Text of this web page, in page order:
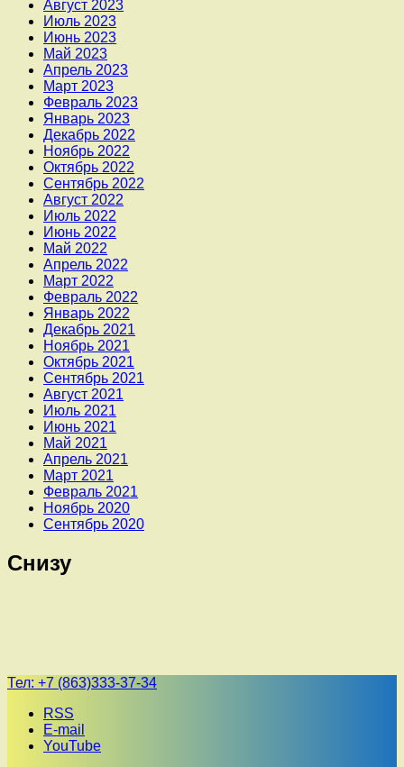
Август 2023
Июль 2023
Июнь 2023
Май 2023
Апрель 2023
Март 2023
Февраль 2023
Январь 2023
Декабрь 2022
Ноябрь 2022
Октябрь 2022
Сентябрь 2022
Август 2022
Июль 2022
Июнь 2022
Май 2022
Апрель 2022
Март 2022
Февраль 2022
Январь 2022
Декабрь 2021
Ноябрь 2021
Октябрь 2021
Сентябрь 2021
Август 2021
Июль 2021
Июнь 2021
Май 2021
Апрель 2021
Март 2021
Февраль 2021
Ноябрь 2020
Сентябрь 2020
Снизу
Тел: +7 (863)333-37-34
RSS
E-mail
YouTube